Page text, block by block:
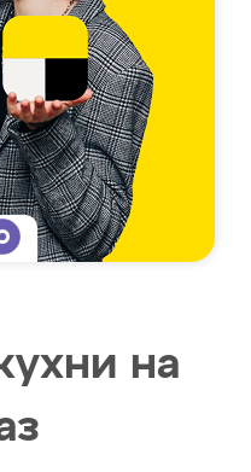
на